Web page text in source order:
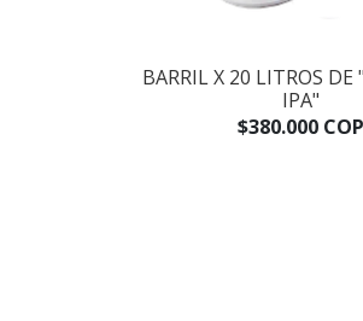
BARRIL X 20 LITROS DE
IPA"
$380.000 COP